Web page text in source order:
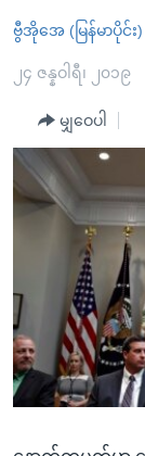
များ
ပင်မ
ကျော်
ကြည့်
ညွန်း
စာမျက်နှာ
သို့
ကျော်
နိုင်ငံတကာ
အမေရိကန်
အစ္စရေး-ပါလက်
ဗွီဒီယို
သတင်းလွတ်လပ်
အင်္ဂလိပ်စာလေ့
အမေရိကန်သုံးအီ
မကြေးမုံရဲ့ အင်္ဂ
ရုပ်ရှင်ထဲက အင်္
သုတပဒေသာ အင်္
အပတ်စဉ်ကဏ္ဍမျ
ရေဒီယို
ရေဒီယိုနှင့်ရုပ်သံ
ရေဒီယို/တီဗွီအစီ
Learning
ဗွီအိုအေ လူမှုကွန်ယက်
ဗွီအိုအေ (မြန်မာပိုင်း)
၂၄ ဇန္နဝါရီ၊ ၂၀၁၉
မျှဝေပါ